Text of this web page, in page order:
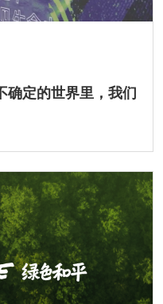
确定的世界里，我们